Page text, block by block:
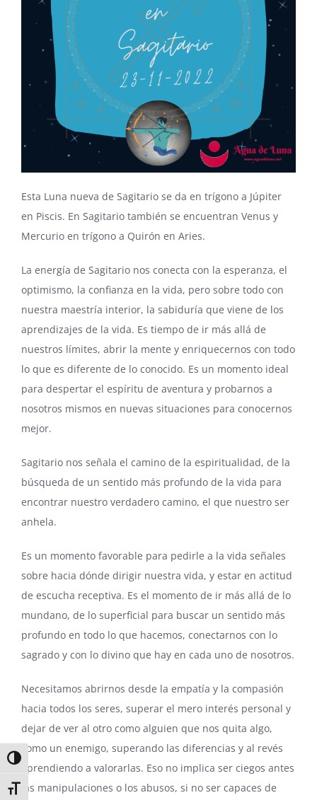
Alternar alto contraste
Alternar tamaño de letra
Esta Luna nueva de Sagitario se da en trígono a Júpiter
en Piscis. En Sagitario también se encuentran Venus y
Mercurio en trígono a Quirón en Aries.
La energía de Sagitario nos conecta con la esperanza, el
optimismo, la confianza en la vida, pero sobre todo con
nuestra maestría interior, la sabiduría que viene de los
aprendizajes de la vida. Es tiempo de ir más allá de
nuestros límites, abrir la mente y enriquecernos con todo
lo que es diferente de lo conocido. Es un momento ideal
para despertar el espíritu de aventura y probarnos a
nosotros mismos en nuevas situaciones para conocernos
mejor.
Sagitario nos señala el camino de la espiritualidad, de la
búsqueda de un sentido más profundo de la vida para
encontrar nuestro verdadero camino, el que nuestro ser
anhela.
Es un momento favorable para pedirle a la vida señales
sobre hacia dónde dirigir nuestra vida, y estar en actitud
de escucha receptiva. Es el momento de ir más allá de lo
mundano, de lo superficial para buscar un sentido más
profundo en todo lo que hacemos, conectarnos con lo
sagrado y con lo divino que hay en cada uno de nosotros.
Necesitamos abrirnos desde la empatía y la compasión
hacia todos los seres, superar el mero interés personal y
dejar de ver al otro como alguien que nos quita algo,
como un enemigo, superando las diferencias y al revés
aprendiendo a valorarlas. Eso no implica ser ciegos antes
las manipulaciones o los abusos, si no ser capaces de